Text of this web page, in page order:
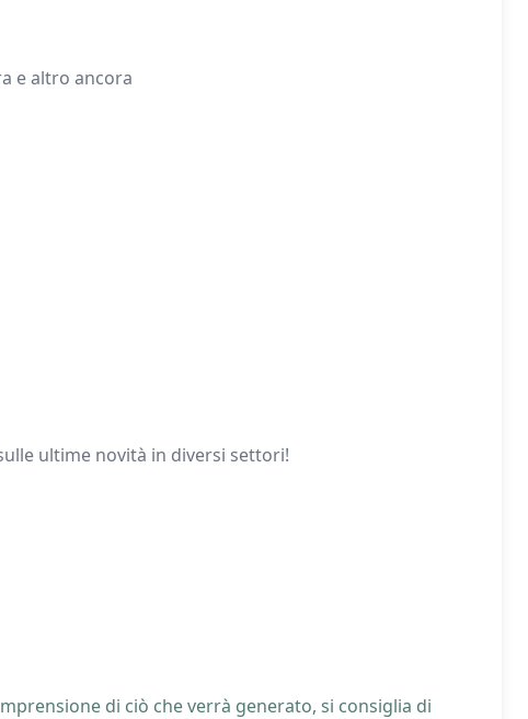
e altro ancora
ultime novità in diversi settori!
di ciò che verrà generato, si consiglia di